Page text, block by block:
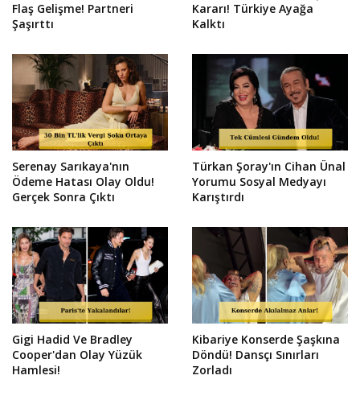
Flaş Gelişme! Partneri
Şaşırttı
Kararı! Türkiye Ayağa
Kalktı
Serenay Sarıkaya'nın
Ödeme Hatası Olay Oldu!
Gerçek Sonra Çıktı
Türkan Şoray'ın Cihan Ünal
Yorumu Sosyal Medyayı
Karıştırdı
Gigi Hadid Ve Bradley
Cooper'dan Olay Yüzük
Hamlesi!
Kibariye Konserde Şaşkına
Döndü! Dansçı Sınırları
Zorladı